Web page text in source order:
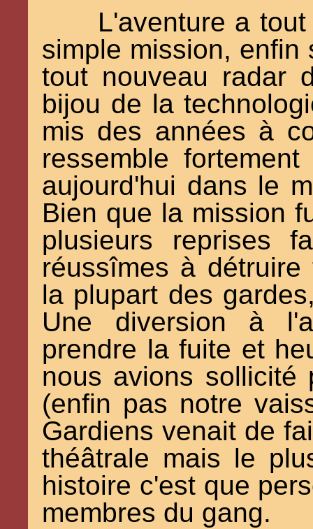
L'aventure a
simple mission, enfin
tout nouveau radar
bijou de la
mis des années à
ressemble
aujourd'hui dans le
Bien que la mission
plusieurs reprises
réussîmes à
la plupart des
Une diversion à
prendre la fuite et
nous avions sollicité
(enfin pas notre
Gardiens venait de
théâtrale mais le
histoire c'est que
membres du gang.